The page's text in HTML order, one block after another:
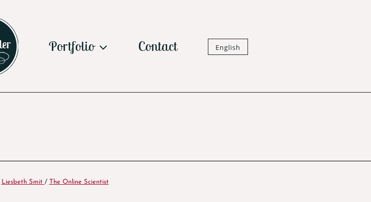
Portfolio Contact English
Liesbeth Smit / The Online Scientist